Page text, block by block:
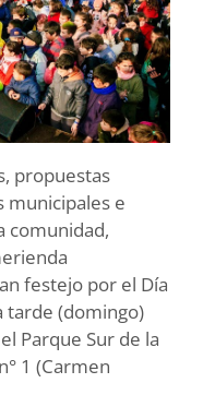
propuestas
municipales e
comunidad,
festejo por el Día
tarde (domingo)
Parque Sur de la
1 (Carmen